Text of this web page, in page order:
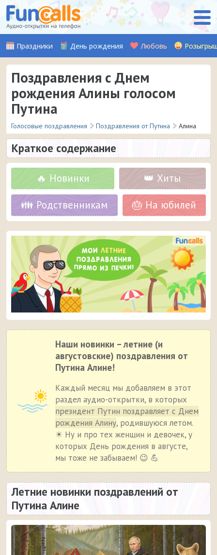
Праздники День рождения Любовь
Поздравления с Днем
рождения Алины голосом
Путина
Голосовые поздравления Поздравления от Путина Алина
Краткое содержание
🔥 Новинки 👑 Хиты
👪 Родственникам 🎂 На юбилей
Наши новинки – летние (и
августовские) поздравления от
Путина Алине!
Каждый месяц мы добавляем в этот
раздел аудио-открытки, в которых
президент Путин поздравляет с Днем
рождения Алину, родившуюся летом.
☀ Ну и про тех женщин и девочек, у
которых День рождения в августе,
мы тоже не забываем! 😉 💪
Летние новинки поздравлений от
Путина Алине